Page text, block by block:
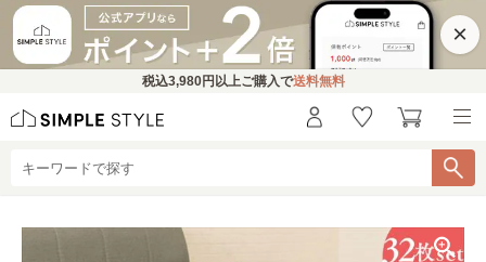
×
税込3,980円 以上ご購入で送料無料